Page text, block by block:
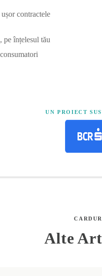
contractele
înțelesul tău
UN PROIECT
Alte